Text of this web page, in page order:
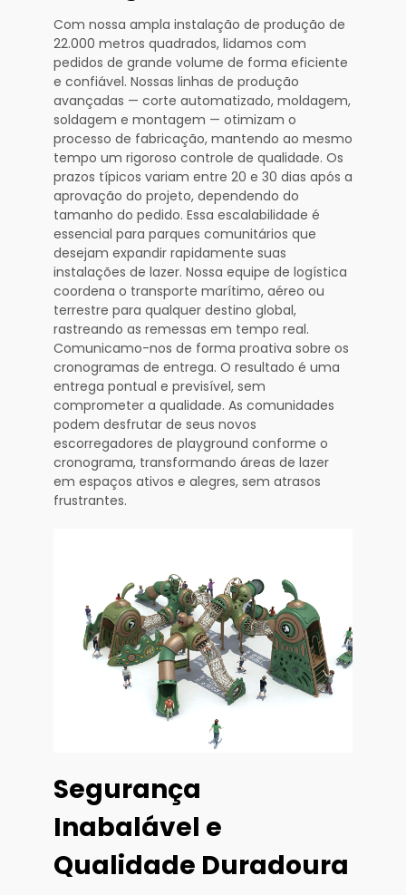
Com nossa ampla instalação de produção de
22.000 metros quadrados, lidamos com
pedidos de grande volume de forma eficiente
e confiável. Nossas linhas de produção
avançadas — corte automatizado, moldagem,
soldagem e montagem — otimizam o
processo de fabricação, mantendo ao mesmo
tempo um rigoroso controle de qualidade. Os
prazos típicos variam entre 20 e 30 dias após a
aprovação do projeto, dependendo do
tamanho do pedido. Essa escalabilidade é
essencial para parques comunitários que
desejam expandir rapidamente suas
instalações de lazer. Nossa equipe de logística
coordena o transporte marítimo, aéreo ou
terrestre para qualquer destino global,
rastreando as remessas em tempo real.
Comunicamo-nos de forma proativa sobre os
cronogramas de entrega. O resultado é uma
entrega pontual e previsível, sem
comprometer a qualidade. As comunidades
podem desfrutar de seus novos
escorregadores de playground conforme o
cronograma, transformando áreas de lazer
em espaços ativos e alegres, sem atrasos
frustrantes.
Segurança
Inabalável e
Qualidade Duradoura